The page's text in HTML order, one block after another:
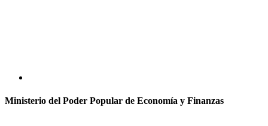
Ministerio del Poder Popular de Economía y Finanzas